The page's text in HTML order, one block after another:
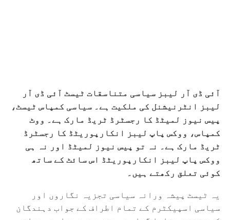
آئی ڈی آر لیبز سیاسی متناسقات ٹیسٹ آئی ڈی آر
لیبز انٹرنیشنل کی ملکیت ہے۔ سیاسی کمپاس ٹیسٹ،
پیس نیوز لمیٹڈ کا رجسٹرڈ ٹریڈ مارک ہے۔ ووٹ
کمپاس، ووکس پاپ لیبز انکارپوریٹڈ کا رجسٹرڈ
ٹریڈ مارک ہے۔ نہ تو پیس نیوز لمیٹڈ اور نہ ہی
ووکس پاپ لیبز انکارپوریٹڈ اس سائٹ کے ساتھ
کوئی تعلق رکھتے ہیں۔
یہ ٹیسٹ پیشہ ورانہ سیاسی تجزیہ نگاروں اور
سیاسی اسپیکٹرم کے تمام اطراف کے جواب دہندگان